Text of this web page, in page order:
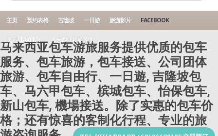
主页 预约表格 吉隆坡 一日游 旅游影片 FACEBOOK
关于 ITAXI.MY 马来西亚旅游新闻
马来西亚包车游旅服务提供优质的包车
服务、包车旅游，包车接送、公司团体
旅游、包车自由行、一日遊, 吉隆坡包
车、马六甲包车、槟城包车、怡保包车,
新山包车, 機場接送。除了实惠的包车价
格；还有惊喜的客制化行程、专业的旅